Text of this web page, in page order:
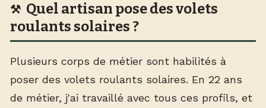
Quel artisan pose des volets
roulants solaires ?
Plusieurs corps de métier sont habilités à
poser des volets roulants solaires. En 22 ans
de métier, j'ai travaillé avec tous ces profils, et